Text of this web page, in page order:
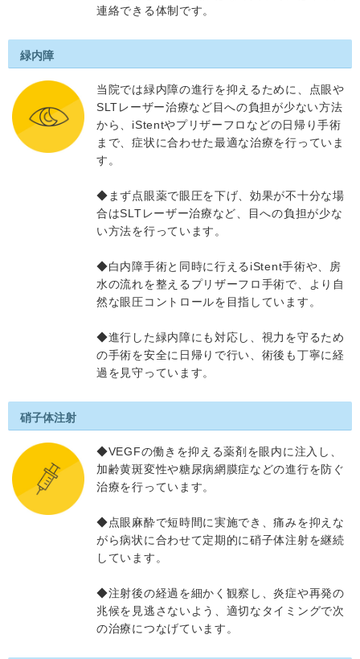
連絡できる体制です。
緑内障
当院では緑内障の進行を抑えるために、点眼や
SLTレーザー治療など目への負担が少ない方法
から、iStentやプリザーフロなどの日帰り手術
まで、症状に合わせた最適な治療を行っていま
す。
◆まず点眼薬で眼圧を下げ、効果が不十分な場
合はSLTレーザー治療など、目への負担が少な
い方法を行っています。
◆白内障手術と同時に行えるiStent手術や、房
水の流れを整えるプリザーフロ手術で、より自
然な眼圧コントロールを目指しています。
◆進行した緑内障にも対応し、視力を守るため
の手術を安全に日帰りで行い、術後も丁寧に経
過を見守っています。
硝子体注射
◆VEGFの働きを抑える薬剤を眼内に注入し、
加齢黄斑変性や糖尿病網膜症などの進行を防ぐ
治療を行っています。
◆点眼麻酔で短時間に実施でき、痛みを抑えな
がら病状に合わせて定期的に硝子体注射を継続
しています。
◆注射後の経過を細かく観察し、炎症や再発の
兆候を見逃さないよう、適切なタイミングで次
の治療につなげています。